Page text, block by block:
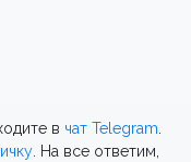
в чат Telegram.
. На все ответим,